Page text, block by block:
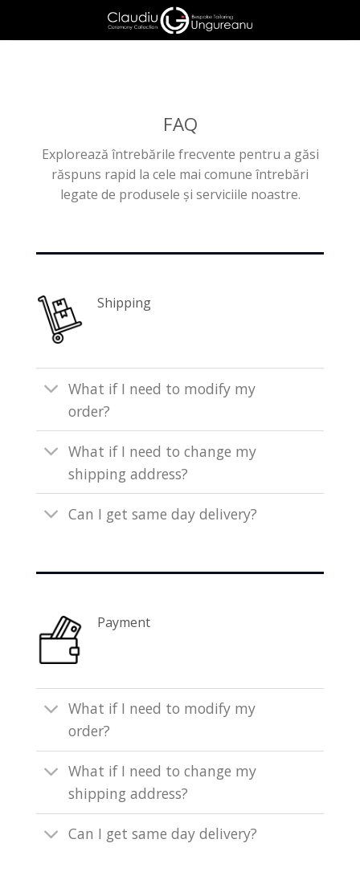
FAQ
Explorează întrebările frecvente pentru a găsi
răspuns rapid la cele mai comune întrebări
legate de produsele și serviciile noastre.
Shipping
What if I need to modify my
order?
What if I need to change my
shipping address?
Can I get same day delivery?
Payment
What if I need to modify my
order?
What if I need to change my
shipping address?
Can I get same day delivery?